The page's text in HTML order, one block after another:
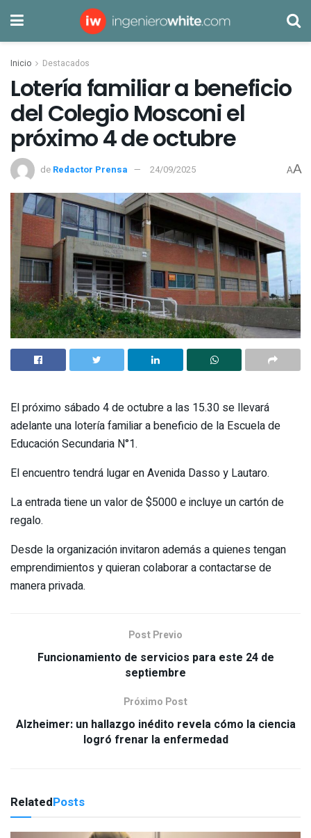
Inicio Destacados
Lotería familiar a beneficio
del Colegio Mosconi el
próximo 4 de octubre
de Redactor Prensa 24/09/2025 AA
El próximo sábado 4 de octubre a las 15.30 se llevará
adelante una lotería familiar a beneficio de la Escuela de
Educación Secundaria N°1.
El encuentro tendrá lugar en Avenida Dasso y Lautaro.
La entrada tiene un valor de $5000 e incluye un cartón de
regalo.
Desde la organización invitaron además a quienes tengan
emprendimientos y quieran colaborar a contactarse de
manera privada.
Post Previo
Funcionamiento de servicios para este 24 de
septiembre
Próximo Post
Alzheimer: un hallazgo inédito revela cómo la ciencia
logró frenar la enfermedad
RelatedPosts